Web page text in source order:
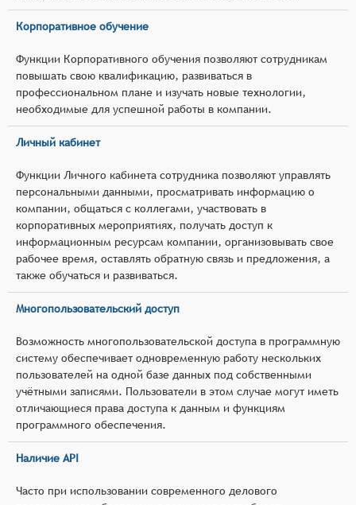
Корпоративное обучение
Функции Корпоративного обучения позволяют сотрудникам
повышать свою квалификацию, развиваться в
профессиональном плане и изучать новые технологии,
необходимые для успешной работы в компании.
Личный кабинет
Функции Личного кабинета сотрудника позволяют управлять
персональными данными, просматривать информацию о
компании, общаться с коллегами, участвовать в
корпоративных мероприятиях, получать доступ к
информационным ресурсам компании, организовывать свое
рабочее время, оставлять обратную связь и предложения, а
также обучаться и развиваться.
Многопользовательский доступ
Возможность многопользовательской доступа в программную
систему обеспечивает одновременную работу нескольких
пользователей на одной базе данных под собственными
учётными записями. Пользователи в этом случае могут иметь
отличающиеся права доступа к данным и функциям
программного обеспечения.
Наличие API
Часто при использовании современного делового